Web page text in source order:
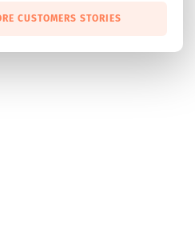
CUSTOMERS STORIES